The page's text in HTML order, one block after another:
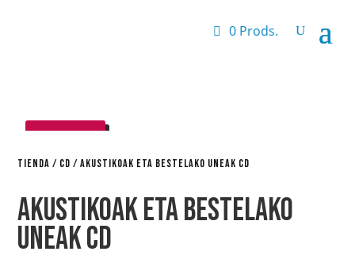
0 Prods.
¡OFERTA!
TIENDA / CD / AKUSTIKOAK ETA BESTELAKO UNEAK CD
Akustikoak eta bestelako
uneak CD